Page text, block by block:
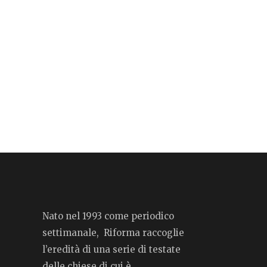
Nato nel 1993 come periodico
settimanale, Riforma raccoglie
l’eredità di una serie di testate